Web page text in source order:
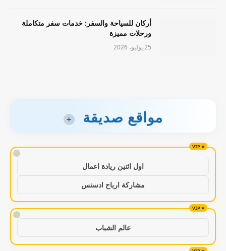
أركان للسياحة والسفر: خدمات سفر متكاملة
ورحلات مميزة
25 يوليو، 2026
مواقع صديقة +
!
اول اثنين ريادة اعمال
مشاركة ارباح ادسنس
!
عالم الشباب